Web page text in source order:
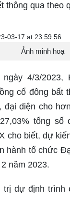
thông qua theo
Ảnh minh hoạ
4/3/2023,
cổ đông bất
đại diện cho
tổng số
cho biết, dự
hành tổ chức
năm 2023.
trị dự định trình